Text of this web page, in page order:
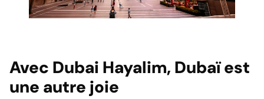
Avec Dubai Hayalim, Dubaï est
une autre joie